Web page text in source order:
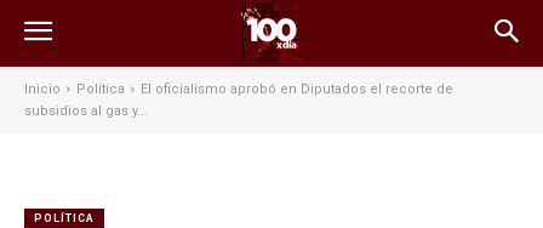
Inicio Política
El oficialismo aprobó en Diputados el recorte de
subsidios al gas y...
POLÍTICA